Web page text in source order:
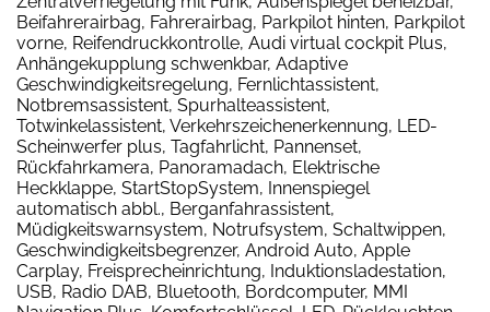
Beifahrerairbag, Fahrerairbag, Parkpilot hinten, Parkpilot
vorne, Reifendruckkontrolle, Audi virtual cockpit Plus,
Anhängekupplung schwenkbar, Adaptive
Geschwindigkeitsregelung, Fernlichtassistent,
Notbremsassistent, Spurhalteassistent,
Totwinkelassistent, Verkehrszeichenerkennung, LED-
Scheinwerfer plus, Tagfahrlicht, Pannenset,
Rückfahrkamera, Panoramadach, Elektrische
Heckklappe, StartStopSystem, Innenspiegel
automatisch abbl., Berganfahrassistent,
Müdigkeitswarnsystem, Notrufsystem, Schaltwippen,
Geschwindigkeitsbegrenzer, Android Auto, Apple
Carplay, Freisprecheinrichtung, Induktionsladestation,
USB, Radio DAB, Bluetooth, Bordcomputer, MMI